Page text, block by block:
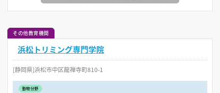
その他教育機関
浜松トリミング専門学院
[静岡県]浜松市中区龍禅寺町810-1
動物分野